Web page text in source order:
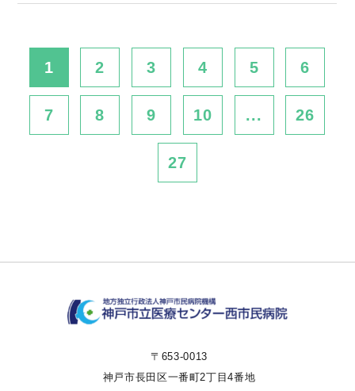
1 2 3 4 5 6
7 8 9 10 ... 26
27
〒653-0013
神戸市長田区一番町2丁目4番地